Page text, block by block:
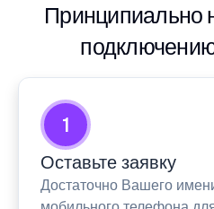
Принципиально
1
Оставьте заявку
Достаточно Вашего